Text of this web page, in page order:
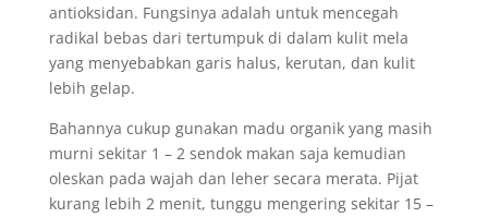
antioksidan. Fungsinya adalah untuk mencegah
radikal bebas dari tertumpuk di dalam kulit mela
yang menyebabkan garis halus, kerutan, dan kulit
lebih gelap.
Bahannya cukup gunakan madu organik yang masih
murni sekitar 1 – 2 sendok makan saja kemudian
oleskan pada wajah dan leher secara merata. Pijat
kurang lebih 2 menit, tunggu mengering sekitar 15 –